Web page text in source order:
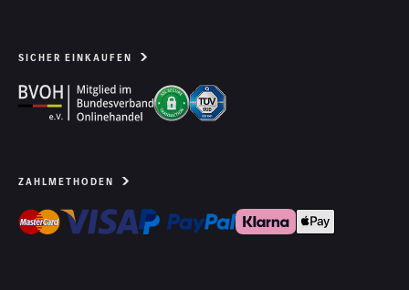
SICHER EINKAUFEN
ZAHLMETHODEN